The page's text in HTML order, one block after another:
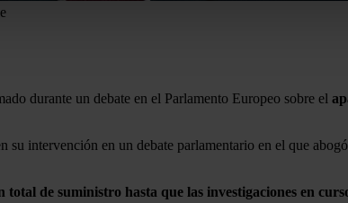
usan para personalizar el contenido y los
durante un debate en el Parlamento Europeo sobre el
intervención en un debate parlamentario en el que
de suministro hasta que las investigaciones en